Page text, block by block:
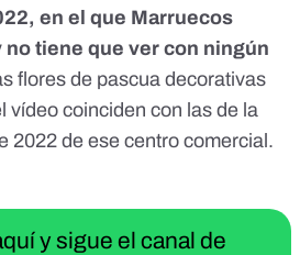
en el que Marruecos
no tiene que ver con ningún
flores de pascua decorativas
vídeo coinciden con las de la
2022 de ese centro comercial.
y sigue el canal de